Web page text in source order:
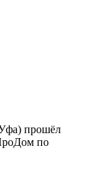
прошëл
по